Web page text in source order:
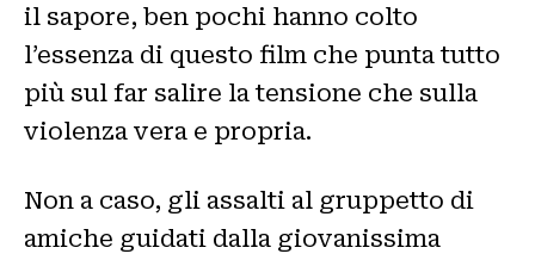
il sapore, ben pochi hanno colto
l’essenza di questo film che punta tutto
più sul far salire la tensione che sulla
violenza vera e propria.
Non a caso, gli assalti al gruppetto di
amiche guidati dalla giovanissima